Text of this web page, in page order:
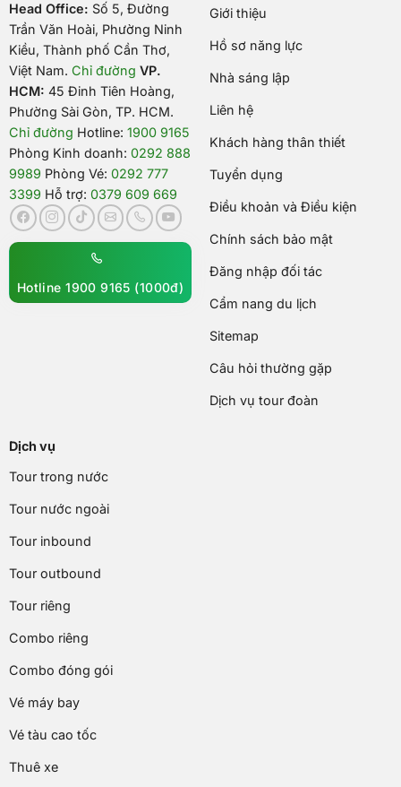
Head Office: Số 5, Đường
Trần Văn Hoài, Phường Ninh
Kiều, Thành phố Cần Thơ,
Việt Nam. Chỉ đường VP.
HCM: 45 Đinh Tiên Hoàng,
Phường Sài Gòn, TP. HCM.
Chỉ đường Hotline: 1900 9165
Phòng Kinh doanh: 0292 888
9989 Phòng Vé: 0292 777
3399 Hỗ trợ: 0379 609 669
Hotline 1900 9165 (1000đ)
Giới thiệu
Hồ sơ năng lực
Nhà sáng lập
Liên hệ
Khách hàng thân thiết
Tuyển dụng
Điều khoản và Điều kiện
Chính sách bảo mật
Đăng nhập đối tác
Cẩm nang du lịch
Sitemap
Câu hỏi thường gặp
Dịch vụ tour đoàn
Dịch vụ
Tour trong nước
Tour nước ngoài
Tour inbound
Tour outbound
Tour riêng
Combo riêng
Combo đóng gói
Vé máy bay
Vé tàu cao tốc
Thuê xe